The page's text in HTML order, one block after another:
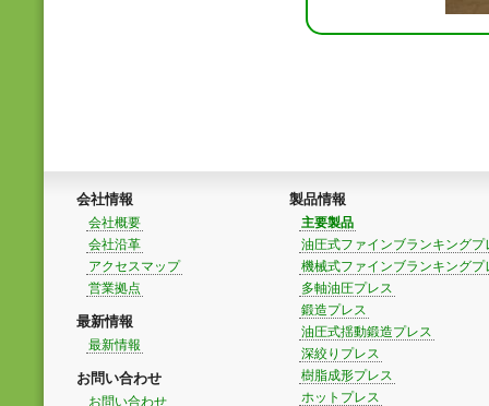
会社情報
会社概要
会社沿革
アクセスマップ
営業拠点
最新情報
最新情報
お問い合わせ
お問い合わせ
製品情報
主要製品
油圧式ファインブランキングプ
機械式ファインブランキングプ
多軸油圧プレス
鍛造プレス
油圧式揺動鍛造プレス
深絞りプレス
樹脂成形プレス
ホットプレス